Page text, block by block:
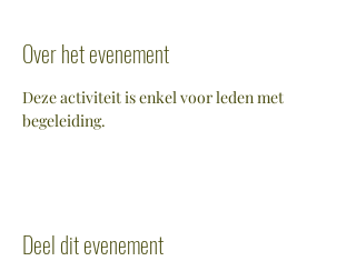
Over het evenement
Deze activiteit is enkel voor leden met
begeleiding.
Deel dit evenement